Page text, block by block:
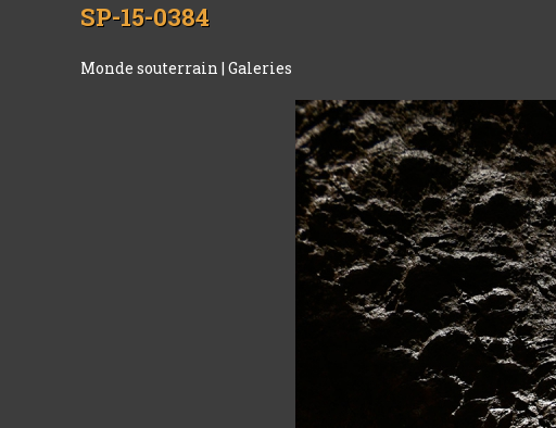
SP-15-0384
Monde souterrain|Galeries